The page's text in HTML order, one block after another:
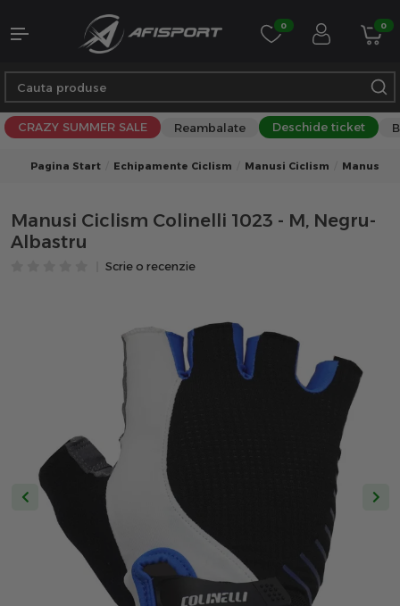
0 0
CRAZY SUMMER SALE Reambalate Deschide ticket
Pagina Start Echipamente Ciclism Manusi Ciclism Manusi
Manusi Ciclism Colinelli 1023 - M, Negru-
Albastru
Scrie o recenzie